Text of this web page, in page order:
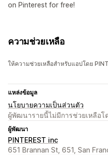
on Pinterest for free!
ความช่วยเหลือ
ให้ความช่วยเหลือสำหรับแอปโดย
แหล่งข้อมูล
นโยบายความเป็นส่วนตัว
ผู้พัฒนารายนี้ไม่มีการช่วยเหลือโ
ผู้พัฒนา
PINTEREST inc
651 Brannan St, 651, San